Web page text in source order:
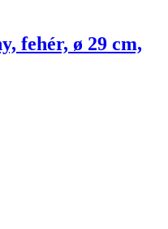
fehér, ø 29 cm,